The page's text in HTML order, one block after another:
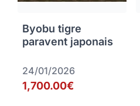
Byobu tigre
paravent japonais
24/01/2026
1,700.00€